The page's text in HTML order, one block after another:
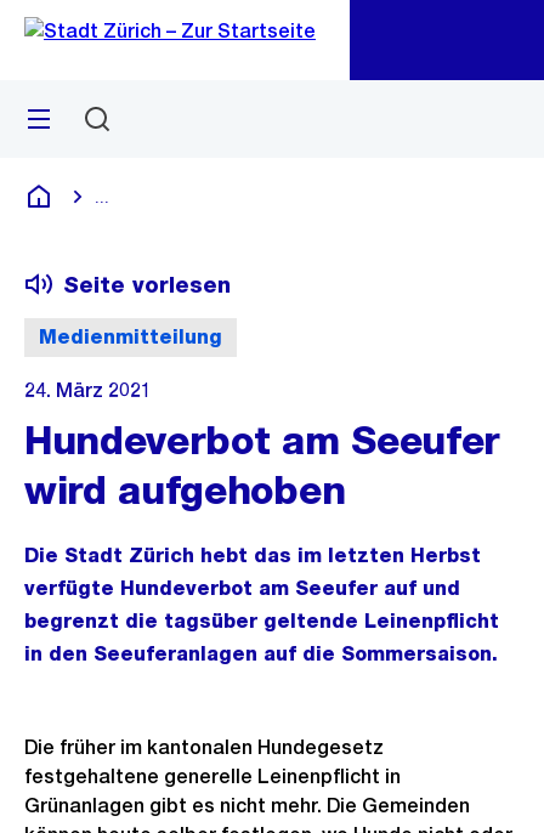
Navigation
Sprunglink
Menü
Deutsch
Medienmitteilung
Seite vorlesen
24. März 2021
Hundeverbot am Seeufer
wird aufgehoben
Die Stadt Zürich hebt das im letzten Herbst
verfügte Hundeverbot am Seeufer auf und
begrenzt die tagsüber geltende Leinenpflicht
in den Seeuferanlagen auf die Sommersaison.
Die früher im kantonalen Hundegesetz
festgehaltene generelle Leinenpflicht in
Grünanlagen gibt es nicht mehr. Die Gemeinden